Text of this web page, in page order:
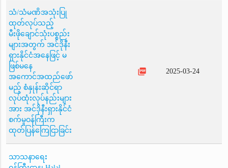
သံ/သံမဏိအသုံးပြု
ထုတ်လုပ်သည့်
မီးဖိုချောင်သုံးပစ္စည်း
များအတွက် အင်ဒိုနီး
ရှားနိုင်ငံအနေဖြင့် မ
ဖြစ်မနေ
အကောင်အထည်ဖော်
မည့် စံနှုန်းဆိုင်ရာ
လုပ်ထုံးလုပ်နည်းများ
အား အင်ဒိုနီးရှားနိုင်ငံ
စက်မှုဝန်ကြီးက
ထုတ်ပြန်ကြေငြာခြင်း
picture_as_pdf 2025-03-24
သာသနာရေး